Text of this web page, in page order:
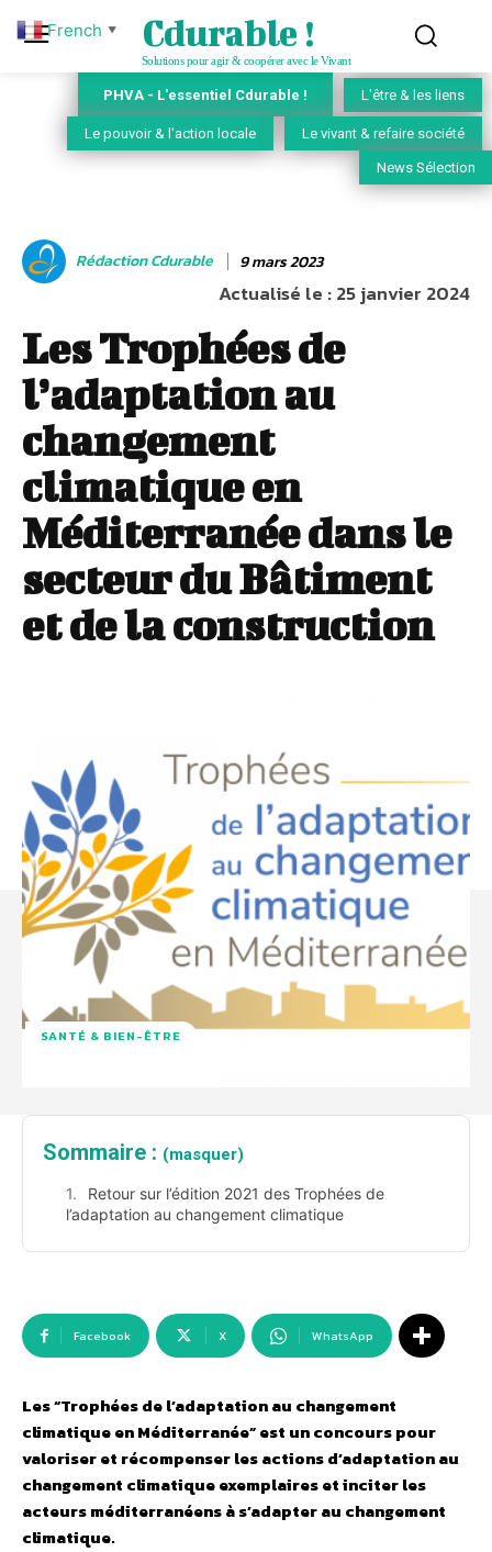
Cdurable !
Solutions pour agir & coopérer avec le Vivant
PHVA - L'essentiel Cdurable ! L'être & les liens
Le pouvoir & l'action locale Le vivant & refaire société
News Sélection
Rédaction Cdurable 9 mars 2023
Actualisé le :25 janvier 2024
Les Trophées de
l’adaptation au
changement
climatique en
Méditerranée dans le
secteur du Bâtiment
et de la construction
SANTÉ & BIEN-ÊTRE
Sommaire : (masquer)
Retour sur l’édition 2021 des Trophées de
l’adaptation au changement climatique
Facebook X WhatsApp
Les “Trophées de l’adaptation au changement
climatique en Méditerranée” est un concours pour
valoriser et récompenser les actions d’adaptation au
changement climatique exemplaires et inciter les
acteurs méditerranéens à s’adapter au changement
climatique.
French ▼